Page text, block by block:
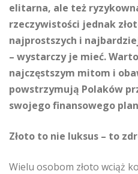
elitarna, ale też
rzeczywistości jednak
najprostszych i
– wystarczy je mieć.
najczęstszym mitom i
powstrzymują Polaków
swojego finansowego
Złoto to nie luksus – to
Wielu osobom złoto wciąż